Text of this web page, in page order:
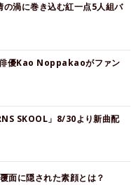
渦に巻き込む紅一点5人組バ
俳優Kao Noppakaoがファン
SKOOL」8/30より新曲配
面に隠された素顔とは？